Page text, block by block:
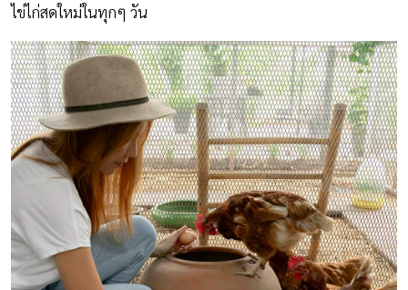
ไข่ไก่สดใหม่ในทุกๆ วัน